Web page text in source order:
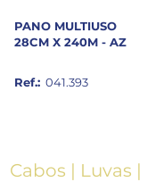
PANO MULTIUSO
28CM X 240M - AZ
Ref.: 041.393
Cabos | Luvas |